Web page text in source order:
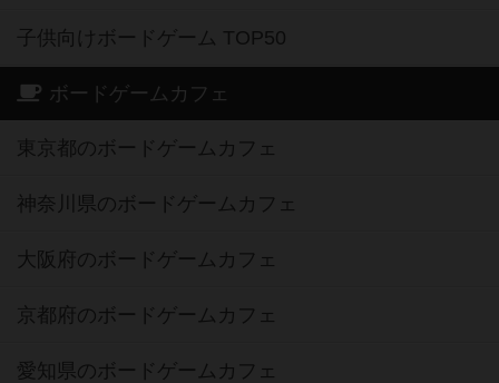
子供向けボードゲーム TOP50
ボードゲームカフェ
東京都のボードゲームカフェ
神奈川県のボードゲームカフェ
大阪府のボードゲームカフェ
京都府のボードゲームカフェ
愛知県のボードゲームカフェ